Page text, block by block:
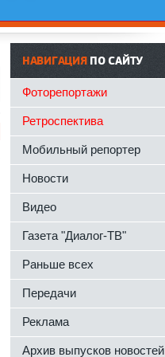
НАВИГАЦИЯПО САЙТУ
Фоторепортажи
Ретроспектива
Мобильный репортер
Новости
Видео
Газета "Диалог-ТВ"
Раньше всех
Передачи
Реклама
Архив выпусков новостей